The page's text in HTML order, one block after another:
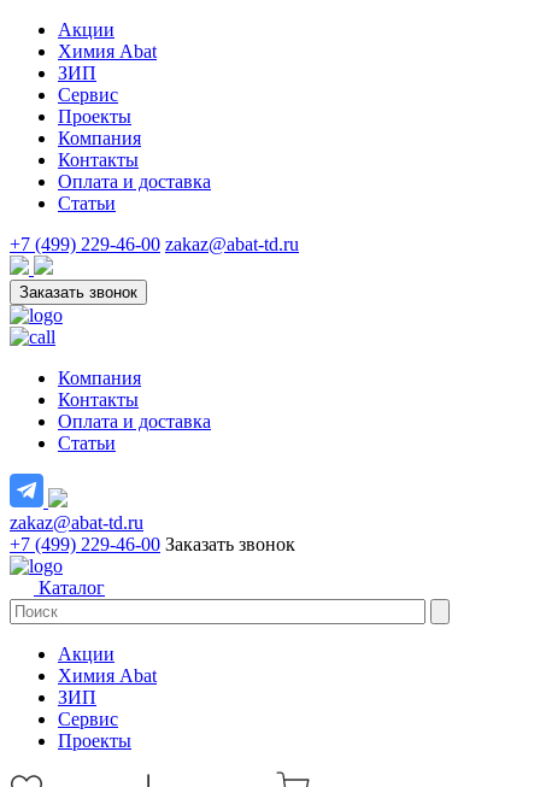
Акции
Химия Abat
ЗИП
Сервис
Проекты
Компания
Контакты
Оплата и доставка
Статьи
+7 (499) 229-46-00 zakaz@abat-td.ru
Заказать звонок
Компания
Контакты
Оплата и доставка
Статьи
zakaz@abat-td.ru
+7 (499) 229-46-00 Заказать звонок
Каталог
Акции
Химия Abat
ЗИП
Сервис
Проекты